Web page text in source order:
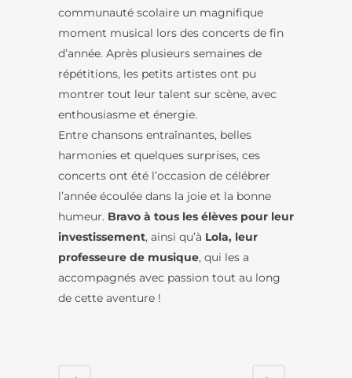
communauté scolaire un magnifique
moment musical lors des concerts de fin
d’année. Après plusieurs semaines de
répétitions, les petits artistes ont pu
montrer tout leur talent sur scène, avec
enthousiasme et énergie.
Entre chansons entraînantes, belles
harmonies et quelques surprises, ces
concerts ont été l’occasion de célébrer
l’année écoulée dans la joie et la bonne
humeur. Bravo à tous les élèves pour leur
investissement, ainsi qu’à Lola, leur
professeure de musique, qui les a
accompagnés avec passion tout au long
de cette aventure !